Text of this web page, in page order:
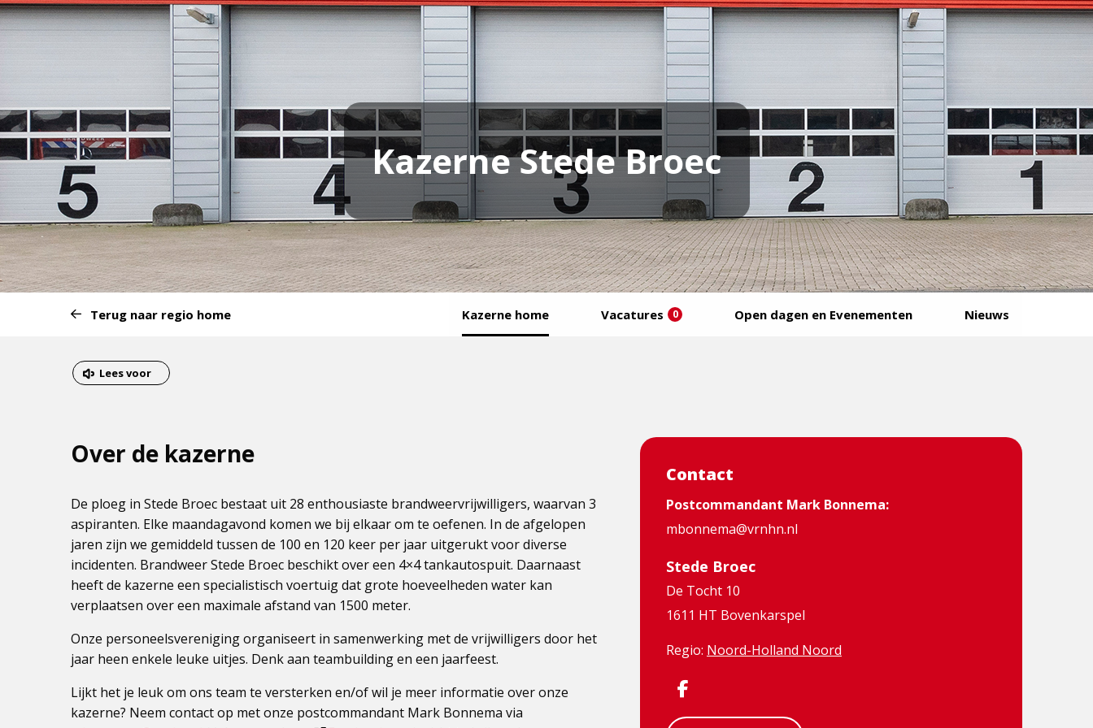
Kazerne Stede Broec
van
menu:
Terug naar regio home Kazerne home Vacatures 0 Open dagen en Evenementen Nieuws
van
het
Dit
pagina
Lees voor
Over de kazerne
De ploeg in Stede Broec bestaat uit 28 enthousiaste brandweervrijwilligers, waarvan 3
aspiranten. Elke maandagavond komen we bij elkaar om te oefenen. In de afgelopen
jaren zijn we gemiddeld tussen de 100 en 120 keer per jaar uitgerukt voor diverse
incidenten. Brandweer Stede Broec beschikt over een 4×4 tankautospuit. Daarnaast
heeft de kazerne een specialistisch voertuig dat grote hoeveelheden water kan
verplaatsen over een maximale afstand van 1500 meter.
Onze personeelsvereniging organiseert in samenwerking met de vrijwilligers door het
jaar heen enkele leuke uitjes. Denk aan teambuilding en een jaarfeest.
Lijkt het je leuk om ons team te versterken en/of wil je meer informatie over onze
kazerne? Neem contact op met onze postcommandant Mark Bonnema via
Contact
Postcommandant Mark Bonnema:
mbonnema@vrnhn.nl
Stede Broec
De Tocht 10
1611 HT Bovenkarspel
Regio: Noord-Holland Noord
Dit
is
Visit
Facebook